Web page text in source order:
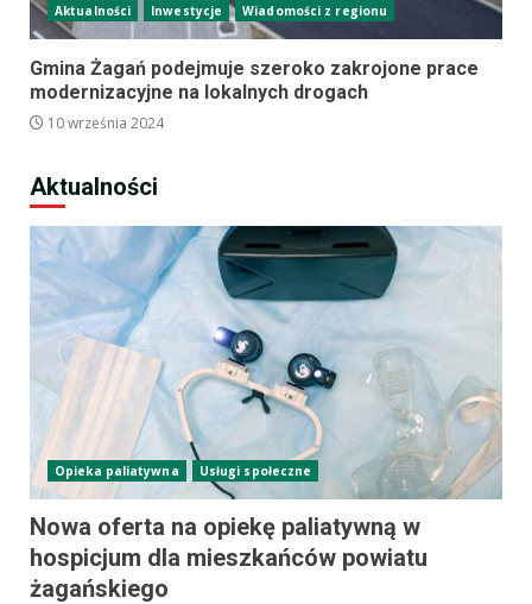
Aktualności Inwestycje Wiadomości z regionu
Gmina Żagań podejmuje szeroko zakrojone prace
modernizacyjne na lokalnych drogach
10 września 2024
Aktualności
Opieka paliatywna Usługi społeczne
Nowa oferta na opiekę paliatywną w
hospicjum dla mieszkańców powiatu
żagańskiego